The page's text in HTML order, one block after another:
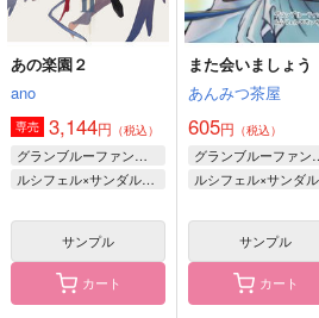
作品詳細 作品詳細
あの楽園２
ano
専売 3,144円 （税込）
グランブルーファンタジー
ルシフェル×サンダルフォン
サンプル
カート
また会いましょう
あんみつ茶屋
605円 （税込）
グランブルーファンタジー
サンプル
カート